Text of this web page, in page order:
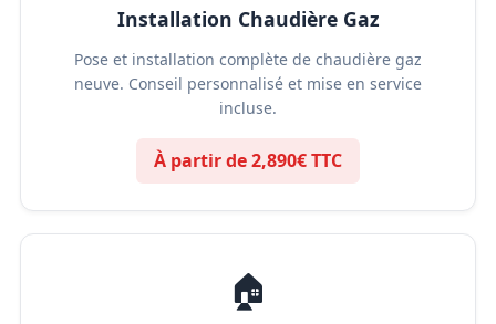
Installation Chaudière Gaz
Pose et installation complète de chaudière gaz
neuve. Conseil personnalisé et mise en service
incluse.
À partir de 2,890€ TTC
🏠